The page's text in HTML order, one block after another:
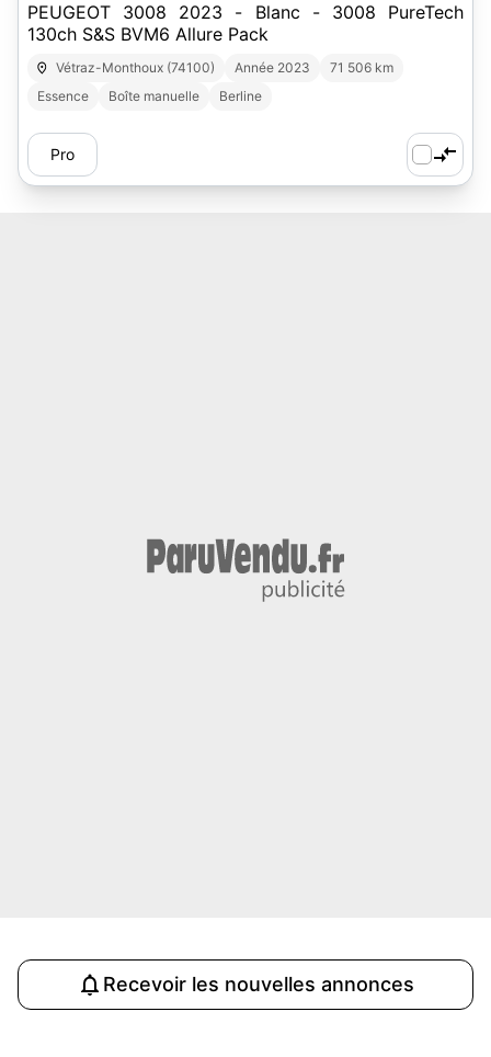
PEUGEOT 3008 2023 - Blanc - 3008 PureTech
130ch S&S BVM6 Allure Pack
Vétraz-Monthoux (74100) Année 2023
71 506 km
Essence
Boîte manuelle Berline
Pro
Recevoir les nouvelles annonces